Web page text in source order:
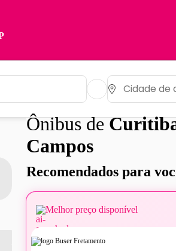
Ônibus de
Campos
Recomendados para
Melhor preço disponível